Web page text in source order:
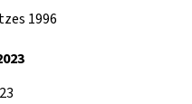
1996